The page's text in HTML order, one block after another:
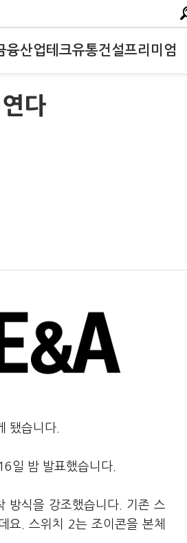
융산업테크유통건설프리미엄
다
됐습니다.
일 밤 발표했습니다.
방식을 강조했습니다. 기존 스
요. 스위치 2는 조이콘을 본체